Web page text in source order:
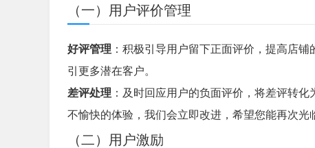
（一）用户评价管理
好评管理 ：积极引导用户留下正面评价，提高店
引更多潜在客户。
差评处理 ：及时回应用户的负面评价，将差评转
不愉快的体验，我们会立即改进，希望您能再次光
（二）用户激励